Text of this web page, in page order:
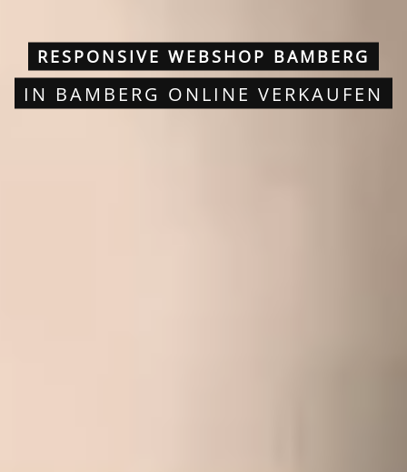
RESPONSIVE WEBSHOP BAMBERG
IN BAMBERG ONLINE VERKAUFEN